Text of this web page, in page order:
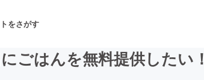
をさがす
ごはんを無料提供したい！